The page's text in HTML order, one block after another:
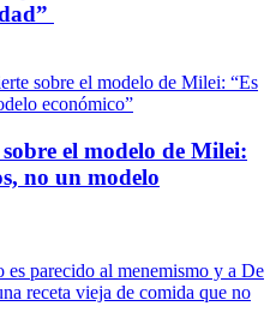
el modelo de Milei:
no un modelo